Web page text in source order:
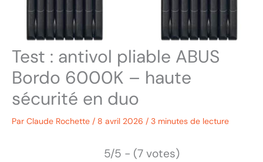
Test : antivol pliable ABUS
Bordo 6000K – haute
sécurité en duo
Par Claude Rochette / 8 avril 2026 / 3 minutes de lecture
5/5 - (7 votes)